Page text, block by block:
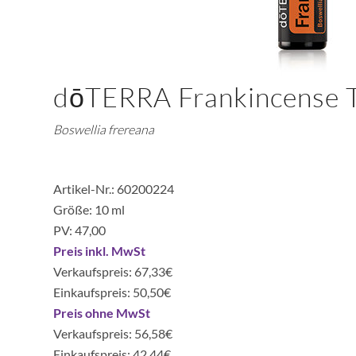
dōTERRA Frankincense
Boswellia frereana
Artikel-Nr.: 60200224
Größe: 10 ml
PV: 47,00
Preis inkl. MwSt
Verkaufspreis: 67,33€
Einkaufspreis: 50,50€
Preis ohne MwSt
Verkaufspreis: 56,58€